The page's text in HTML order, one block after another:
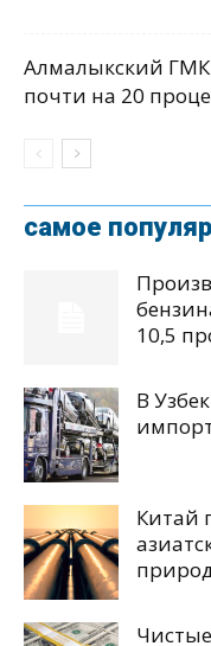
Алмалыкский
почти на 20
самое
10,5
В
Китай